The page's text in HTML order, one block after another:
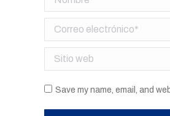
Correo electrónico *
Sitio web
Save my name, email, and